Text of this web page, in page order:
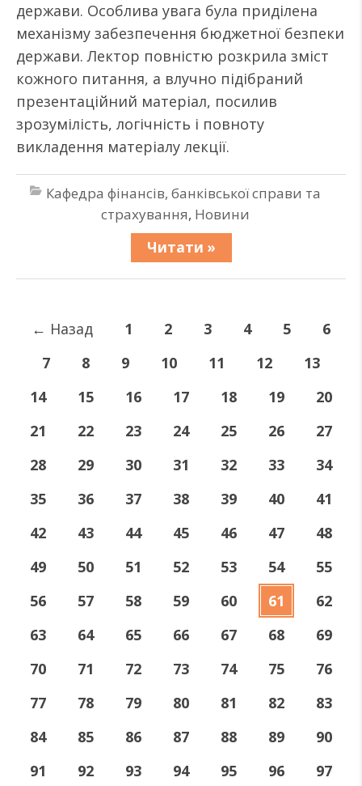
держави. Особлива увага була приділена
механізму забезпечення бюджетної безпеки
держави. Лектор повністю розкрила зміст
кожного питання, а влучно підібраний
презентаційний матеріал, посилив
зрозумілість, логічність і повноту
викладення матеріалу лекції.
Кафедра фінансів, банківської справи та
страхування, Новини
Читати »
← Назад 1 2 3 4 5
6
7
8 9 10 11 12
13
14
15 16 17 18 19
20
21
22 23 24 25 26
27
28
29 30 31 32 33
34
35
36 37 38 39 40
41
42
43 44 45 46 47
48
49
50 51 52 53 54
55
56
57 58 59 60 61
62
63
64 65 66 67 68
69
70
71 72 73 74 75
76
77
78 79 80 81 82
83
84
85 86 87 88 89
90
91
92 93 94 95 96
97